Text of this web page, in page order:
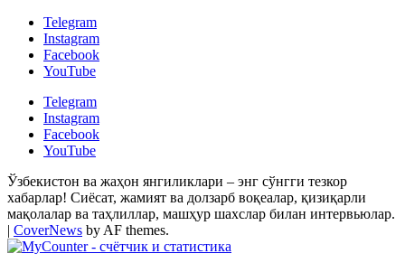
Telegram
Instagram
Facebook
YouTube
Telegram
Instagram
Facebook
YouTube
Ўзбекистон ва жаҳон янгиликлари – энг сўнгги тезкор
хабарлар! Сиёсат, жамият ва долзарб воқеалар, қизиқарли
мақолалар ва таҳлиллар, машҳур шахслар билан интервьюлар.
| CoverNews by AF themes.